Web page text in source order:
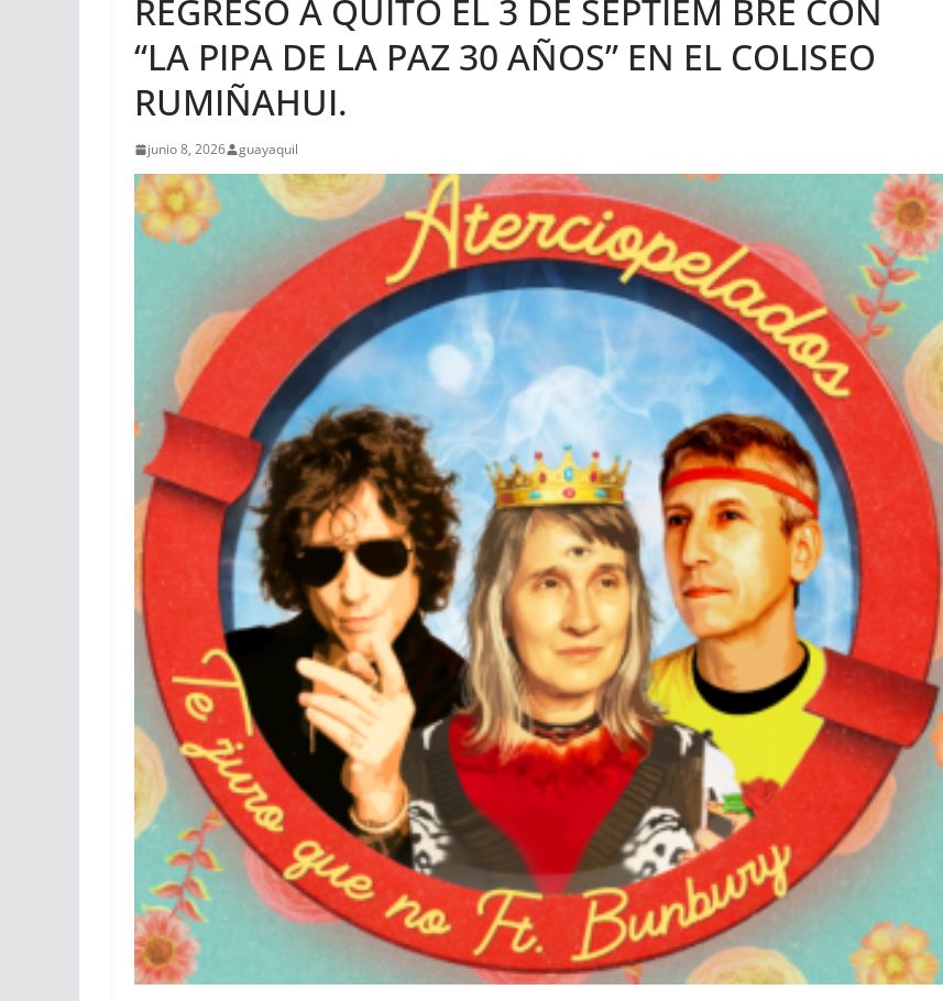
REGRESO A QUITO EL 3 DE SEPTIEM BRE CON
“LA PIPA DE LA PAZ 30 AÑOS” EN EL COLISEO
RUMIÑAHUI.
junio 8, 2026 guayaquil